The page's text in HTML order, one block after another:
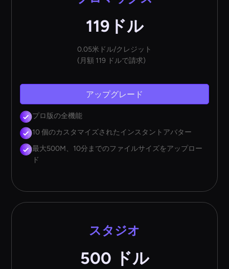
119ドル
0.05米ドル/クレジット
(月額 119 ドルで請求)
アップグレード
プロ版の全機能
10 個のカスタマイズされたインスタントアバター
最大500M、10分までのファイルサイズをアップロー
ド
スタジオ
500 ドル